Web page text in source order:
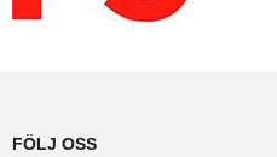
FÖLJ OSS